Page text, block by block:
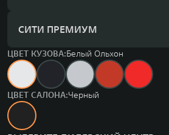
СИТИ ПРЕМИУМ
ЦВЕТ КУЗОВА:Белый Ольхон
ЦВЕТ САЛОНА:Черный